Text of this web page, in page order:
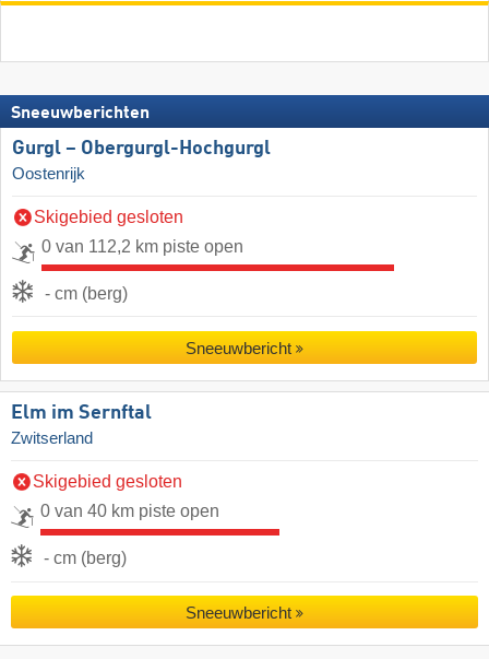
Sneeuwberichten
Gurgl – Obergurgl-Hochgurgl
Oostenrijk
Skigebied gesloten
0 van 112,2 km piste open
- cm (berg)
Sneeuwbericht
Elm im Sernftal
Zwitserland
Skigebied gesloten
0 van 40 km piste open
- cm (berg)
Sneeuwbericht